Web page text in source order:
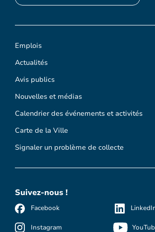
Emplois
Actualités
Avis publics
Nouvelles et médias
Calendrier des événements et activités
Carte de la Ville
Signaler un problème de collecte
Suivez-nous !
Facebook
Instagram